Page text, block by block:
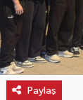
Paylaş
Ortaköy